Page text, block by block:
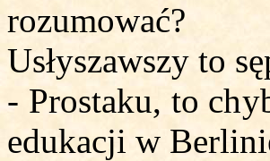
rozumować?
Usłyszawszy to
- Prostaku, to
edukacji w